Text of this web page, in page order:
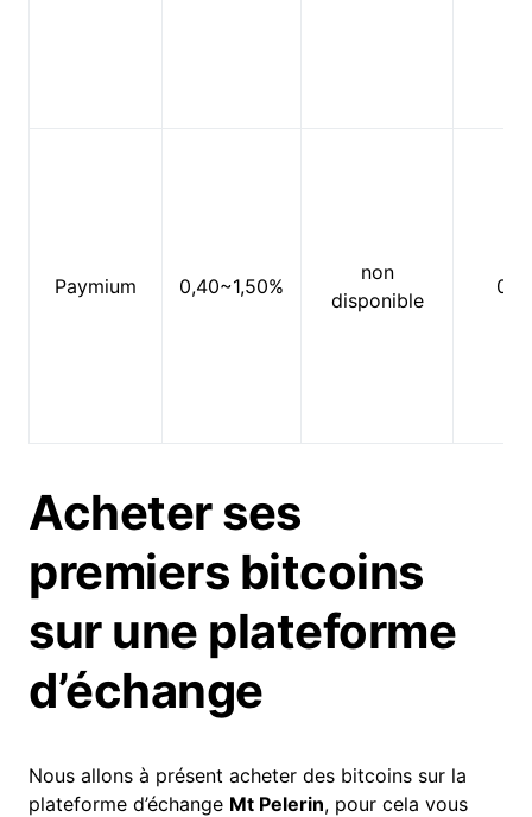
Paymium 0,40~1,50%
non
disponible
0%
Acheter ses
premiers bitcoins
sur une plateforme
d’échange
Nous allons à présent acheter des bitcoins sur la
plateforme d’échange Mt Pelerin, pour cela vous